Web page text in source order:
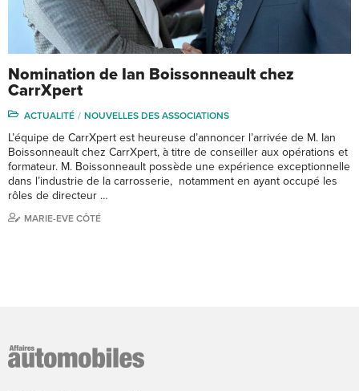
Nomination de Ian Boissonneault chez
CarrXpert
ACTUALITÉ NOUVELLES DES ASSOCIATIONS
L’équipe de CarrXpert est heureuse d’annoncer l’arrivée de M. Ian
Boissonneault chez CarrXpert, à titre de conseiller aux opérations et
formateur. M. Boissonneault possède une expérience exceptionnelle
dans l’industrie de la carrosserie, notamment en ayant occupé les
rôles de directeur …
MARIE-EVE CÔTÉ